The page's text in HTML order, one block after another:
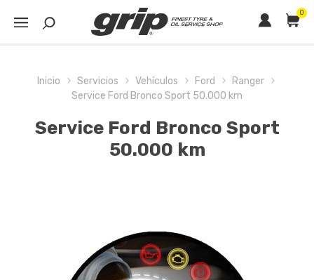
0
Inicio Servicios Vehículos Ford
Ranger
Service Ford Bronco Sport 50.000 km
Service Ford Bronco Sport
50.000 km